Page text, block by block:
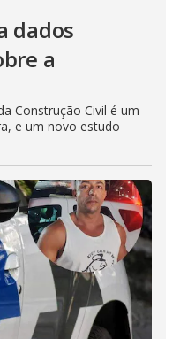
dados
a
Construção Civil é um
e um novo estudo